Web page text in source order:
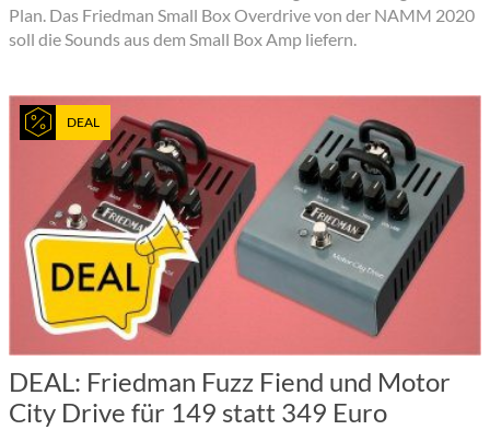
Plan. Das Friedman Small Box Overdrive von der NAMM 2020
soll die Sounds aus dem Small Box Amp liefern.
DEAL
DEAL: Friedman Fuzz Fiend und Motor
City Drive für 149 statt 349 Euro